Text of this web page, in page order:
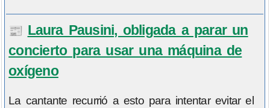
📰 Laura Pausini, obligada a parar un
concierto para usar una máquina de
oxígeno
La cantante recurrió a esto para intentar evitar el